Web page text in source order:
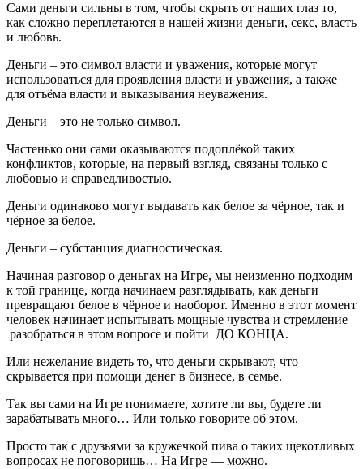
Сами деньги сильны в том, чтобы скрыть от наших глаз то,
как сложно переплетаются в нашей жизни деньги, секс, власть
и любовь.
Деньги – это символ власти и уважения, которые могут
использоваться для проявления власти и уважения, а также
для отъёма власти и выказывания неуважения.
Деньги – это не только символ.
Частенько они сами оказываются подоплёкой таких
конфликтов, которые, на первый взгляд, связаны только с
любовью и справедливостью.
Деньги одинаково могут выдавать как белое за чёрное, так и
чёрное за белое.
Деньги – субстанция диагностическая.
Начиная разговор о деньгах на Игре, мы неизменно подходим
к той границе, когда начинаем разглядывать, как деньги
превращают белое в чёрное и наоборот. Именно в этот момент
человек начинает испытывать мощные чувства и стремление
разобраться в этом вопросе и пойти ДО КОНЦА.
Или нежелание видеть то, что деньги скрывают, что
скрывается при помощи денег в бизнесе, в семье.
Так вы сами на Игре понимаете, хотите ли вы, будете ли
зарабатывать много… Или только говорите об этом.
Просто так с друзьями за кружечкой пива о таких щекотливых
вопросах не поговоришь… На Игре — можно.